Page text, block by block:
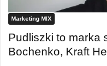
Marketing MIX
Pudliszki to marka
Bochenko, Kraft